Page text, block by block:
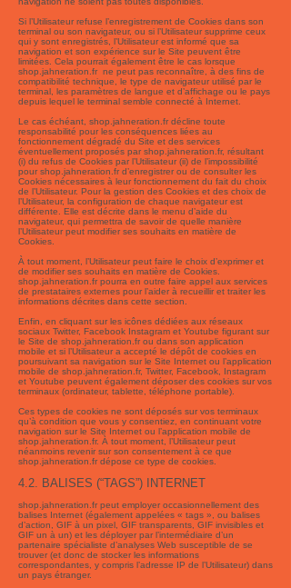
Si l’Utilisateur refuse l’enregistrement de Cookies dans son
terminal ou son navigateur, ou si l’Utilisateur supprime ceux
qui y sont enregistrés, l’Utilisateur est informé que sa
navigation et son expérience sur le Site peuvent être
limitées. Cela pourrait également être le cas lorsque
shop.jahneration.fr ne peut pas reconnaître, à des fins de
compatibilité technique, le type de navigateur utilisé par le
terminal, les paramètres de langue et d’affichage ou le pays
depuis lequel le terminal semble connecté à Internet.
Le cas échéant, shop.jahneration.fr décline toute
responsabilité pour les conséquences liées au
fonctionnement dégradé du Site et des services
éventuellement proposés par shop.jahneration.fr, résultant
(i) du refus de Cookies par l’Utilisateur (ii) de l’impossibilité
pour shop.jahneration.fr d’enregistrer ou de consulter les
Cookies nécessaires à leur fonctionnement du fait du choix
de l’Utilisateur. Pour la gestion des Cookies et des choix de
l’Utilisateur, la configuration de chaque navigateur est
différente. Elle est décrite dans le menu d’aide du
navigateur, qui permettra de savoir de quelle manière
l’Utilisateur peut modifier ses souhaits en matière de
Cookies.
À tout moment, l’Utilisateur peut faire le choix d’exprimer et
de modifier ses souhaits en matière de Cookies.
shop.jahneration.fr pourra en outre faire appel aux services
de prestataires externes pour l’aider à recueillir et traiter les
informations décrites dans cette section.
Enfin, en cliquant sur les icônes dédiées aux réseaux
sociaux Twitter, Facebook Instagram et Youtube figurant sur
le Site de shop.jahneration.fr ou dans son application
mobile et si l’Utilisateur a accepté le dépôt de cookies en
poursuivant sa navigation sur le Site Internet ou l’application
mobile de shop.jahneration.fr, Twitter, Facebook, Instagram
et Youtube peuvent également déposer des cookies sur vos
terminaux (ordinateur, tablette, téléphone portable).
Ces types de cookies ne sont déposés sur vos terminaux
qu’à condition que vous y consentiez, en continuant votre
navigation sur le Site Internet ou l’application mobile de
shop.jahneration.fr. À tout moment, l’Utilisateur peut
néanmoins revenir sur son consentement à ce que
shop.jahneration.fr dépose ce type de cookies.
4.2. BALISES (“TAGS”) INTERNET
shop.jahneration.fr peut employer occasionnellement des
balises Internet (également appelées « tags », ou balises
d’action, GIF à un pixel, GIF transparents, GIF invisibles et
GIF un à un) et les déployer par l’intermédiaire d’un
partenaire spécialiste d’analyses Web susceptible de se
trouver (et donc de stocker les informations
correspondantes, y compris l’adresse IP de l’Utilisateur) dans
un pays étranger.